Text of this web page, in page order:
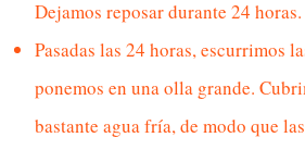
Dejamos reposar durante 24 horas.
Pasadas las 24 horas, escurrimos
ponemos en una olla grande.
bastante agua fría, de modo que